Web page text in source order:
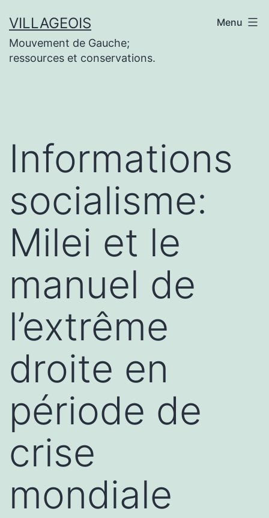
au
contenu
VILLAGEOIS
Mouvement de Gauche;
ressources et conservations.
Menu
Informations
socialisme:
Milei et le
manuel de
l’extrême
droite en
période de
crise
mondiale